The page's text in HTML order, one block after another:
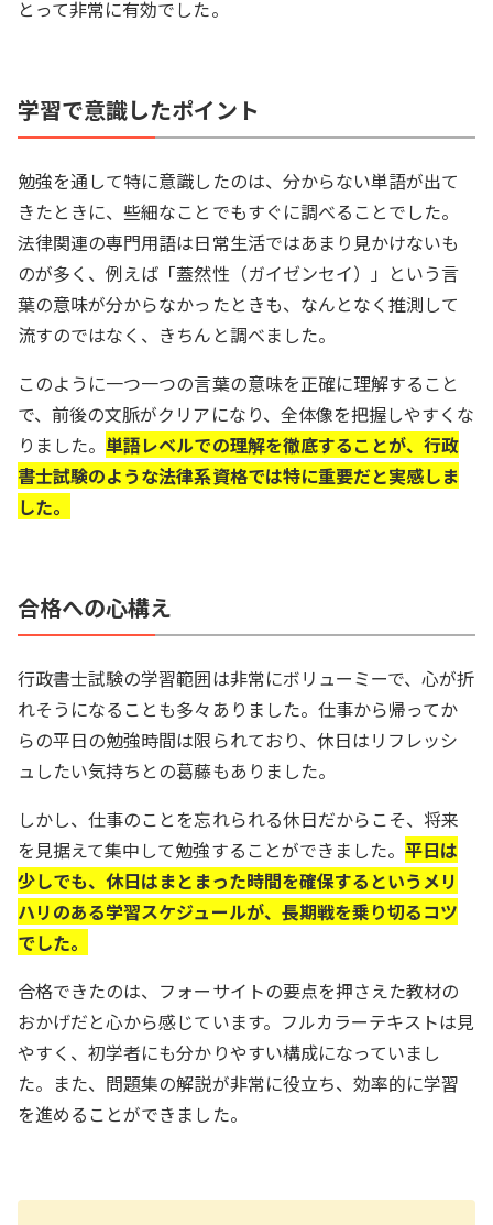
とって非常に有効でした。
学習で意識したポイント
勉強を通して特に意識したのは、分からない単語が出て
きたときに、些細なことでもすぐに調べることでした。
法律関連の専門用語は日常生活ではあまり見かけないも
のが多く、例えば「蓋然性（ガイゼンセイ）」という言
葉の意味が分からなかったときも、なんとなく推測して
流すのではなく、きちんと調べました。
このように一つ一つの言葉の意味を正確に理解すること
で、前後の文脈がクリアになり、全体像を把握しやすくな
りました。単語レベルでの理解を徹底することが、行政
書士試験のような法律系資格では特に重要だと実感しま
した。
合格への心構え
行政書士試験の学習範囲は非常にボリューミーで、心が折
れそうになることも多々ありました。仕事から帰ってか
らの平日の勉強時間は限られており、休日はリフレッシ
ュしたい気持ちとの葛藤もありました。
しかし、仕事のことを忘れられる休日だからこそ、将来
を見据えて集中して勉強することができました。平日は
少しでも、休日はまとまった時間を確保するというメリ
ハリのある学習スケジュールが、長期戦を乗り切るコツ
でした。
合格できたのは、フォーサイトの要点を押さえた教材の
おかげだと心から感じています。フルカラーテキストは見
やすく、初学者にも分かりやすい構成になっていまし
た。また、問題集の解説が非常に役立ち、効率的に学習
を進めることができました。